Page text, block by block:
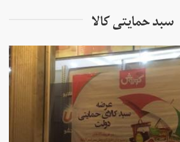
سبد حمایتی کالا